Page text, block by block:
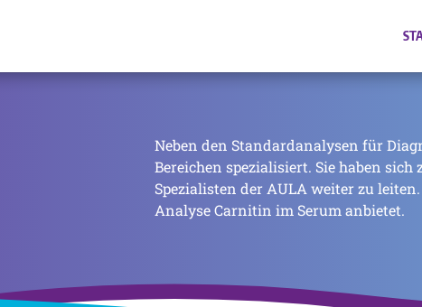
Neben den Standardanalysen für
Bereichen spezialisiert. Sie haben
Spezialisten der AULA weiter zu
Analyse Carnitin im Serum anbietet.